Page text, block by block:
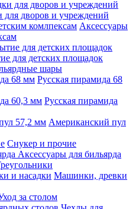
для дворов и учреждений
Аксессуары
для детских площадок
шары
Русская пирамида 68
Русская пирамида
Американский пул
Снукер и прочие
Аксессуары для бильярда
Машинки, древки
за столом